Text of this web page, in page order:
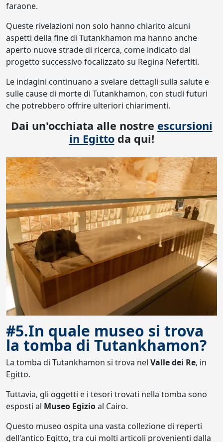
faraone.
Queste rivelazioni non solo hanno chiarito alcuni
aspetti della fine di Tutankhamon ma hanno anche
aperto nuove strade di ricerca, come indicato dal
progetto successivo focalizzato su Regina Nefertiti.
Le indagini continuano a svelare dettagli sulla salute e
sulle cause di morte di Tutankhamon, con studi futuri
che potrebbero offrire ulteriori chiarimenti.
Dai un'occhiata alle nostre escursioni
in Egittoda qui!
#5.In quale museo si trova
la tomba di Tutankhamon?
La tomba di Tutankhamon si trova nel Valle dei Re, in
Egitto.
Tuttavia, gli oggetti e i tesori trovati nella tomba sono
esposti al Museo Egizioal Cairo.
Questo museo ospita una vasta collezione di reperti
dell'antico Egitto, tra cui molti articoli provenienti dalla